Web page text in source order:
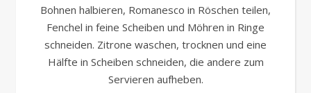
Bohnen halbieren, Romanesco in Röschen teilen,
Fenchel in feine Scheiben und Möhren in Ringe
schneiden. Zitrone waschen, trocknen und eine
Hälfte in Scheiben schneiden, die andere zum
Servieren aufheben.